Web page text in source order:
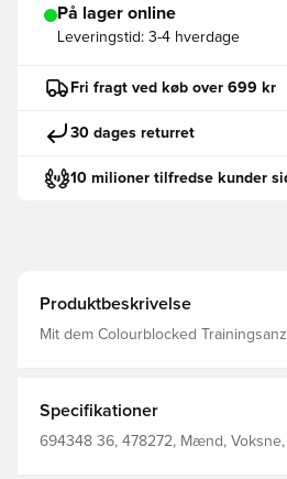
På lager online
Leveringstid: 3-4 hverdage
Fri fragt ved køb over 699 kr
30 dages returret
10 milioner tilfredse kunder
Produktbeskrivelse
Mit dem Colourblocked
oder offen getragen – dieser
jederzeit und überall für einen
Obermaterial Unterteil: 100 % Polyester
Specifikationer
694348 36, 478272, Mænd, Voksne,